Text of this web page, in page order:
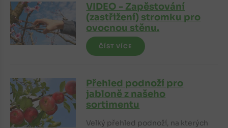
VIDEO - Zapěstování
(zastřižení) stromku pro
ovocnou stěnu.
ČÍST VÍCE
Přehled podnoží pro
jabloně z našeho
sortimentu
Velký přehled podnoží, na kterých